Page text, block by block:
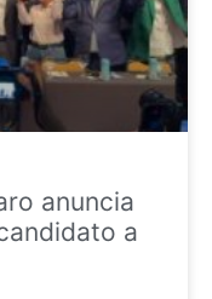
anuncia
a